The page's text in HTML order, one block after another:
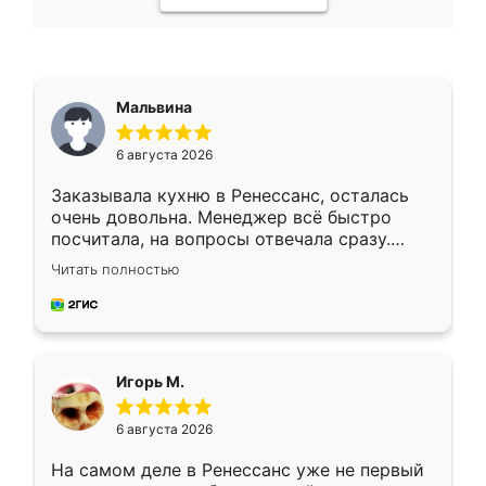
Мальвина
6 августа 2026
Заказывала кухню в Ренессанс, осталась
очень довольна. Менеджер всё быстро
посчитала, на вопросы отвечала сразу.
Замерщик приехал в субботу, подошёл к
делу со всей ответственностью. Собрали
за день, ребята работали аккуратно, даже
Читать полностью
Игорь М.
6 августа 2026
На самом деле в Ренессанс уже не первый